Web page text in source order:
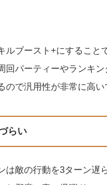
ルブースト+にすること
回パーティーやランキ
ので汎用性が非常に高い
らい
は敵の行動を3ターン遅